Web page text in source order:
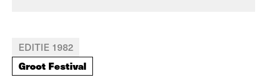
EDITIE 1982
Groot Festival